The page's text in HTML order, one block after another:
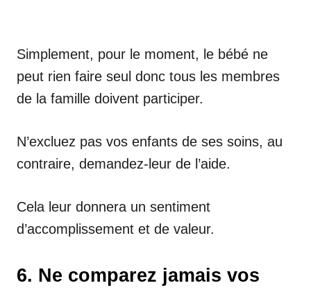
Simplement, pour le moment, le bébé ne
peut rien faire seul donc tous les membres
de la famille doivent participer.
N’excluez pas vos enfants de ses soins, au
contraire, demandez-leur de l’aide.
Cela leur donnera un sentiment
d’accomplissement et de valeur.
6. Ne comparez jamais vos